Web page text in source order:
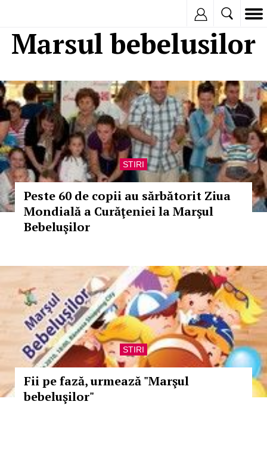
Marsul bebelusilor
STIRI
Peste 60 de copii au sărbătorit Ziua
Mondială a Curăţeniei la Marşul
Bebeluşilor
STIRI
Fii pe fază, urmează "Marşul
bebeluşilor"